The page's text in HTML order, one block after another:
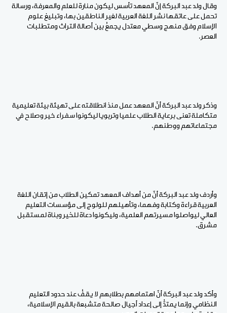
وقال ولد عبد البركة إنّ المعهد تأسس ليكون منارة للعلم والمعرفة، ورسالة
تحمل على عاتقها نشر اللغة العربية لغير الناطقين بها، وتبليغ علوم
الإسلام وفق منهج وسطي معتدل يجمعُ بين أصالة التراث ومتطلبات
العصر.
وذكر ولد عبد البركة أنّ المعهد عمل منذ انطلاقته على تهيئة بيئة تعليمية
متكاملة تعنى برعاية الطلاب علميا وتربويا ليكونوا سفراء خير وصلاح في
مجتماعاتهم ووطنهم.
وأردف ولد عبد البركة أنّ من أهداف المعهد تمكين الطلاب من إتقان اللغة
العربية قراءة وكتابة وفهما، وتأهيلهم للولوج إلى مؤسسات التعليم
العالي ليواصلوا مسيرتهم العلمية، وليكونوا دعاة للخير وبناة لمستقبل
مشرق.
وأكد ولد عبد البركة أنّ اهتمامهم بطلابهم لا يقفُ عند حدود التعليم
النظامي وإنما يمتدُّ إلى إعداد أجيال صالحة متشبعة بالقيم الإسلامية،